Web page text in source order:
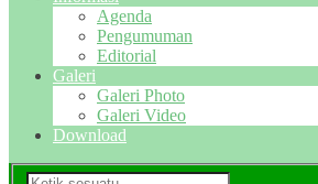
Agenda
Pengumuman
Editorial
Galeri
Galeri Photo
Galeri Video
Download